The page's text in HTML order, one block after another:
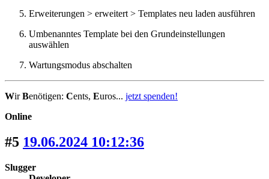
Erweiterungen > erweitert > Templates neu laden ausführen
Umbenanntes Template bei den Grundeinstellungen
auswählen
Wartungsmodus abschalten
WirBenötigen: Cents, Euros... jetzt spenden!
Online
#5 19.06.2024 10:12:36
Slugger